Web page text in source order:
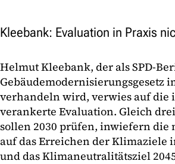
Kleebank: Evaluation in Praxis
Helmut Kleebank, der als SPD-
Gebäudemodernisierungsgesetz
verhandeln wird, verwies auf die
verankerte Evaluation. Gleich
sollen 2030 prüfen, inwiefern die
auf das Erreichen der Klimaziele
und das Klimaneutralitätsziel